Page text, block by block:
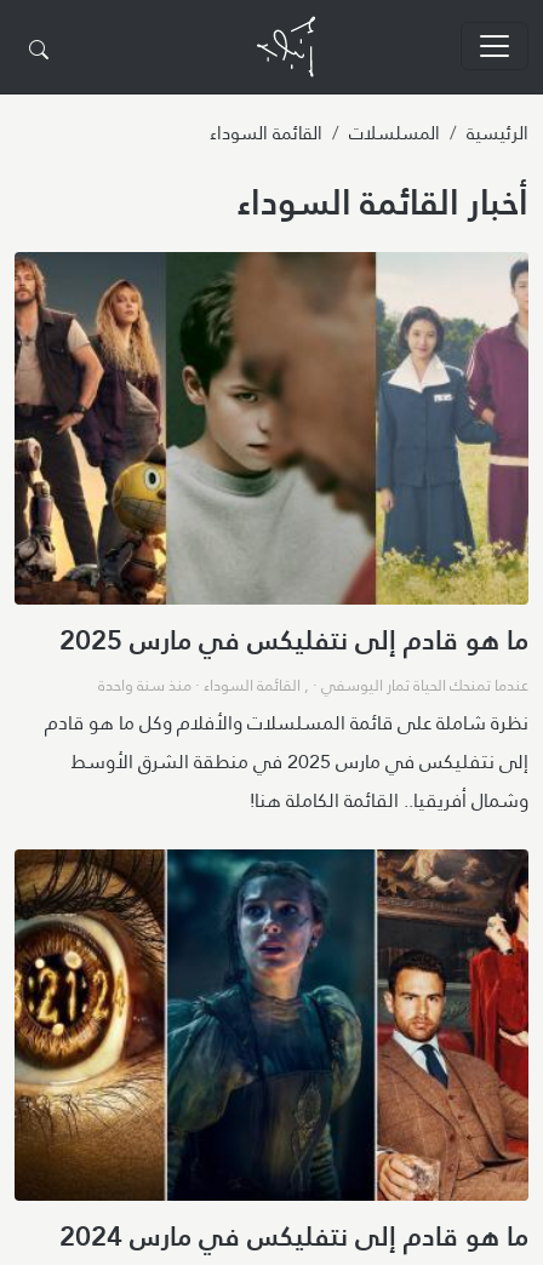
الرئيسية المسلسلات القائمة السوداء
أخبار القائمة السوداء
ما هو قادم إلى نتفليكس في مارس 2025
عندما تمنحك الحياة ثمار اليوسفي· , القائمة السوداء·منذ سنة واحدة
نظرة شاملة على قائمة المسلسلات والأفلام وكل ما هو قادم
إلى نتفليكس في مارس 2025 في منطقة الشرق الأوسط
وشمال أفريقيا.. القائمة الكاملة هنا!
ما هو قادم إلى نتفليكس في مارس 2024